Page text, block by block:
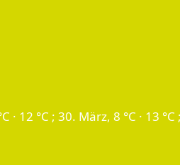
°C ; 30. März, 8 °C · 13 °C